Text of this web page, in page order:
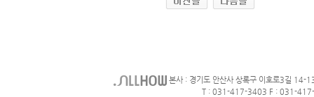
본사 : 경기도 안산사 상록구 이호로3길 14-
T : 031-417-3403 F : 031-